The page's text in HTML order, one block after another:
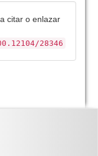
citar o enlazar
28346